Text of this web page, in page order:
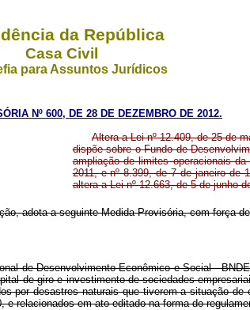
da República
Casa Civil
para Assuntos Jurídicos
Nº 600, DE 28 DE DEZEMBRO DE 2012.
Altera a Lei nº 12.409, de 25 de
dispõe sobre o Fundo de
ampliação de limites operacionais
2011, e nº 8.399, de 7 de janeiro de
altera a Lei nº 12.663, de 5 de junho
adota a seguinte Medida Provisória, com força
de Desenvolvimento Econômico e Social -
de giro e investimento de sociedades
por desastres naturais que tiverem a situação de
e relacionados em ato editado na forma do